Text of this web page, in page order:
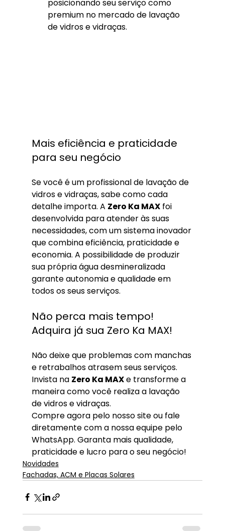
posicionando seu serviço como
premium no mercado de lavação
de vidros e vidraças.
Mais eficiência e praticidade
para seu negócio
Se você é um profissional de lavação de
vidros e vidraças, sabe como cada
detalhe importa. A Zero Ka MAX foi
desenvolvida para atender às suas
necessidades, com um sistema inovador
que combina eficiência, praticidade e
economia. A possibilidade de produzir
sua própria água desmineralizada
garante autonomia e qualidade em
todos os seus serviços.
Não perca mais tempo!
Adquira já sua Zero Ka MAX!
Não deixe que problemas com manchas
e retrabalhos atrasem seus serviços.
Invista na Zero Ka MAX e transforme a
maneira como você realiza a lavação
de vidros e vidraças.
Compre agora pelo nosso site ou fale
diretamente com a nossa equipe pelo
WhatsApp. Garanta mais qualidade,
praticidade e lucro para o seu negócio!
Novidades
Fachadas, ACM e Placas Solares